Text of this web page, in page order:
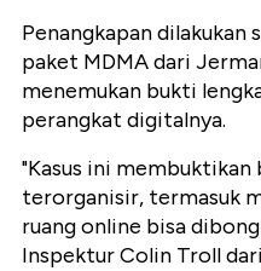
Penangkapan
paket MDMA dari
menemukan bukti
perangkat digitalnya.
"Kasus ini membuktikan
terorganisir, termasuk
ruang online bisa
Inspektur Colin Troll